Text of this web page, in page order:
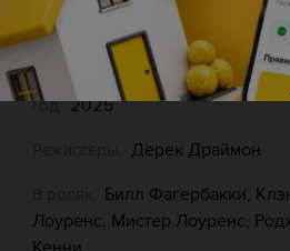
Search for SquarePants
Страна: США
Год: 2025
Дерек Драймон
Билл Фагербакки,
Лоуренс, Мистер Лоуренс,